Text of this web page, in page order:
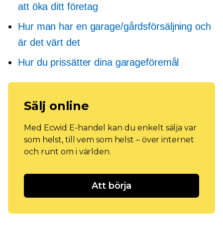
att öka ditt företag
Hur man har en garage/gårdsförsäljning och
är det värt det
Hur du prissätter dina garageföremål
Sälj online
Med Ecwid E-handel kan du enkelt sälja var
som helst, till vem som helst – över internet
och runt om i världen.
Att börja